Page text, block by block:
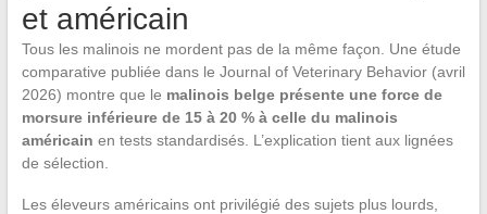
et américain
Tous les malinois ne mordent pas de la même façon. Une étude
comparative publiée dans le Journal of Veterinary Behavior (avril
2026) montre que le malinois belge présente une force de
morsure inférieure de 15 à 20 % à celle du malinois
américain en tests standardisés. L’explication tient aux lignées
de sélection.
Les éleveurs américains ont privilégié des sujets plus lourds,